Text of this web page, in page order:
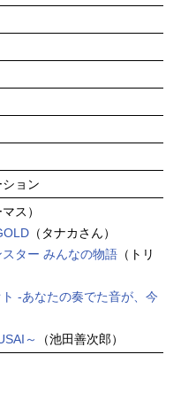
ョン
ス）
（タナカさん）
ター みんなの物語 （トリ
-あなたの奏でた音が、今
～ （池田善次郎）